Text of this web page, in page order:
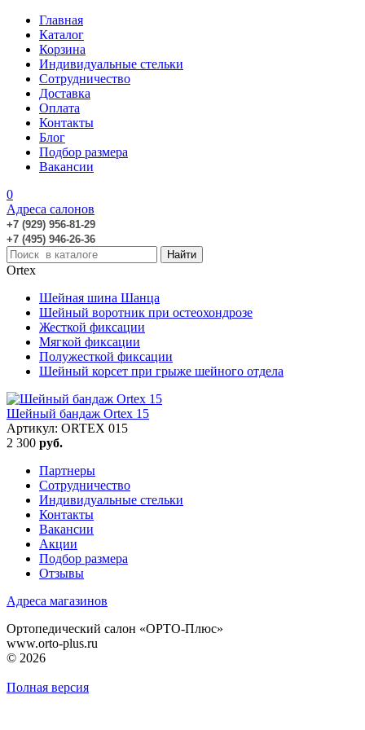
Главная
Каталог
Корзина
Индивидуальные стельки
Сотрудничество
Доставка
Оплата
Контакты
Блог
Подбор размера
Вакансии
0
Адреса салонов
+7 (929) 956-81-29
+7 (495) 946-26-36
Ortex
Шейная шина Шанца
Шейный воротник при остеохондрозе
Жесткой фиксации
Мягкой фиксации
Полужесткой фиксации
Шейный корсет при грыже шейного отдела
Шейный бандаж Ortex 15
Артикул: ORTEX 015
2 300 руб.
Партнеры
Сотрудничество
Индивидуальные стельки
Контакты
Вакансии
Акции
Подбор размера
Отзывы
Адреса магазинов
Ортопедический салон «ОРТО-Плюс»
www.orto-plus.ru
© 2026
Полная версия